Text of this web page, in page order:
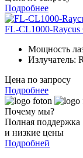
Подробнее
FL-CL1000-Raycus
Мощность
Излучатель:
Цена по запросу
Подробнее
Почему мы?
Полная поддержка
и низкие цены
Подробней